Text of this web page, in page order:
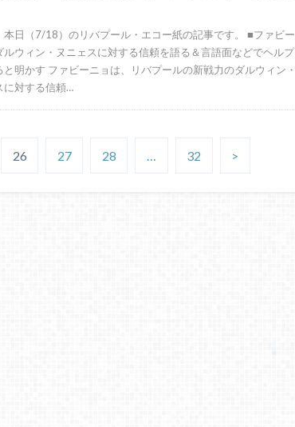
本日（7/18）のリバプール・エコー紙の記事です。 ■ファビー
ルウィン・ヌニェスに対する信頼を語る＆言語面などでヘルプ
と明かす ファビーニョは、リバプールの新戦力のダルウィン・
に対する信頼…
26 27 28 32 >